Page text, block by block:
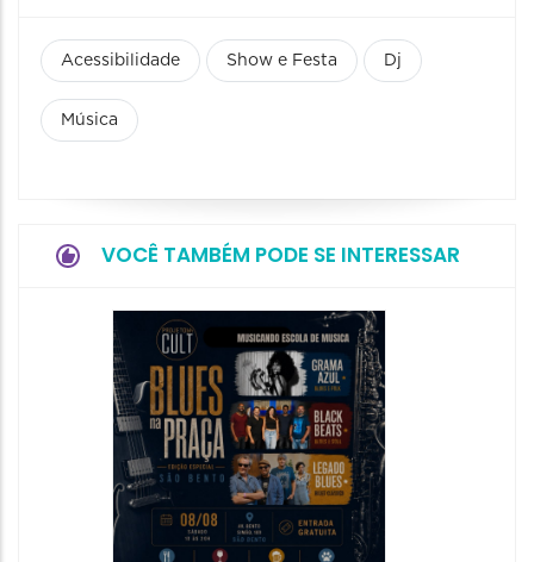
Acessibilidade Show e Festa Dj
Música
VOCÊ TAMBÉM PODE SE INTERESSAR